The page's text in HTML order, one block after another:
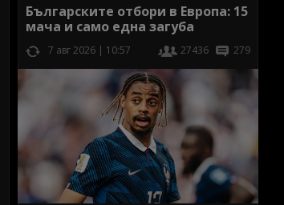
Българските отбори в Европа: 15
мача и само една загуба
7 авг 2026 | 10:57 27436 279